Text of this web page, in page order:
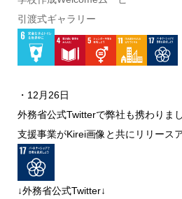
引渡式ギャラリー
・12月26日
外務省公式Twitterで弊社も携わりま
支援事業がKirei画像と共にリリース
↓外務省公式Twitter↓